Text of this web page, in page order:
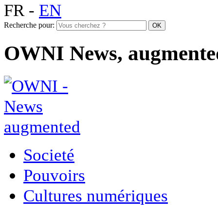
FR- EN
Recherche pour:
OWNI News,
Societé
Pouvoirs
Cultures numériques